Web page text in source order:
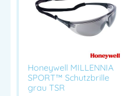
Honeywell MILLENNIA
Schutzbrille, UV-
Schutzbrille, Arbeitsbrille
kaufen
Honeywell MILLENNIA
SPORT™ Schutzbrille
grau TSR